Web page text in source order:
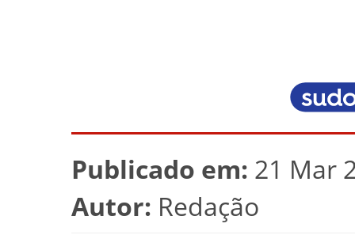
Publicado em: 21 Mar
Autor: Redação